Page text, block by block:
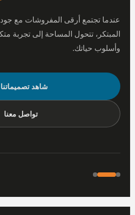
عندما تجتمع أرقى المفروشات مع
المبتكر، تتحول المساحة إلى تجربة
وأسلوب حياتك.
شاهد تصميماتنا←
تواصل معنا